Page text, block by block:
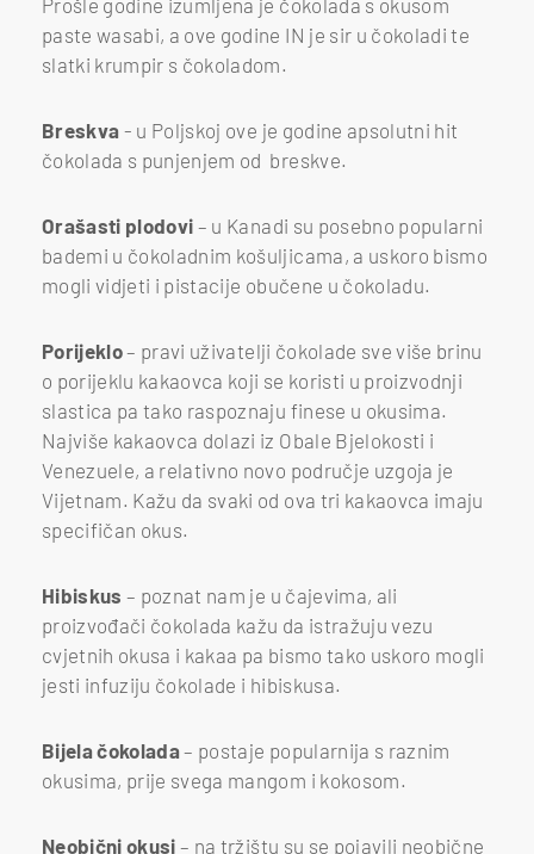
paste wasabi, a ove godine IN je sir u čokoladi te
slatki krumpir s čokoladom.
Breskva - u Poljskoj ove je godine apsolutni hit
čokolada s punjenjem od breskve.
Orašasti plodovi – u Kanadi su posebno popularni
bademi u čokoladnim košuljicama, a uskoro bismo
mogli vidjeti i pistacije obučene u čokoladu.
Porijeklo– pravi uživatelji čokolade sve više brinu
o porijeklu kakaovca koji se koristi u proizvodnji
slastica pa tako raspoznaju finese u okusima.
Najviše kakaovca dolazi iz Obale Bjelokosti i
Venezuele, a relativno novo područje uzgoja je
Vijetnam. Kažu da svaki od ova tri kakaovca imaju
specifičan okus.
Hibiskus – poznat nam je u čajevima, ali
proizvođači čokolada kažu da istražuju vezu
cvjetnih okusa i kakaa pa bismo tako uskoro mogli
jesti infuziju čokolade i hibiskusa.
Bijela čokolada– postaje popularnija s raznim
okusima, prije svega mangom i kokosom.
Neobični okusi– na tržištu su se pojavili neobične